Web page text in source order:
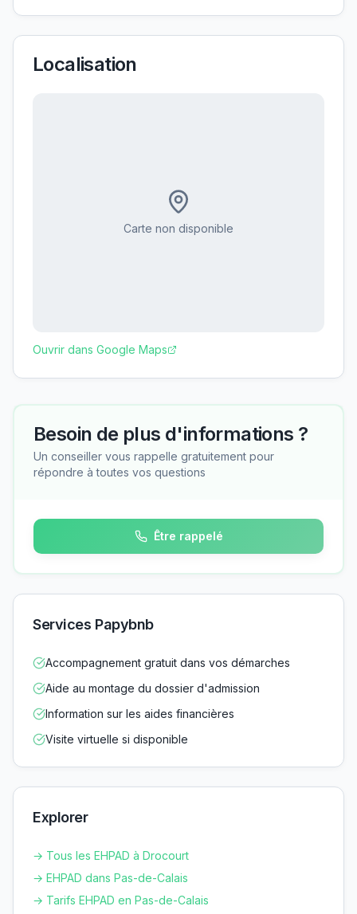
Localisation
Carte non disponible
Ouvrir dans Google Maps
Besoin de plus d'informations ?
Un conseiller vous rappelle gratuitement pour
répondre à toutes vos questions
Être rappelé
Services Papybnb
Accompagnement gratuit dans vos démarches
Aide au montage du dossier d'admission
Information sur les aides financières
Visite virtuelle si disponible
Explorer
→ Tous les EHPAD à Drocourt
→ EHPAD dans Pas-de-Calais
→ Tarifs EHPAD en Pas-de-Calais